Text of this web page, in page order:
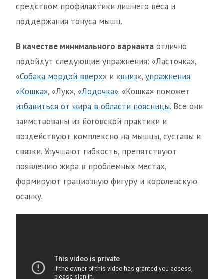
средством профилактики лишнего веса и
поддержания тонуса мышц.
В качестве минимального варианта отлично
подойдут следующие упражнения: «Ласточка»,
«Собака мордой вверх» и «вниз«, упражнения
«Кошка», «Лук», «Лодочка». «Кошка» поможет
избавиться от жира в области поясницы. Все они
заимствованы из йоговской практики и
воздействуют комплексно на мышцы, суставы и
связки. Улучшают гибкость, препятствуют
появлению жира в проблемных местах,
формируют грациозную фигуру и королевскую
осанку.